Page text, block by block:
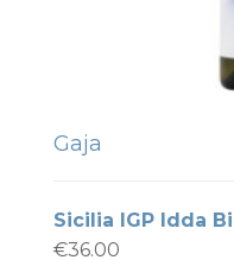
Gaja
Sicilia IGP Idda
€36.00